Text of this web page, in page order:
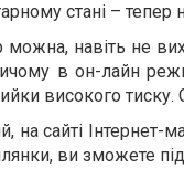
стані –
можна, навіть не
в он-лайн
високого тиску.
на сайті Інтернет-
ви зможете